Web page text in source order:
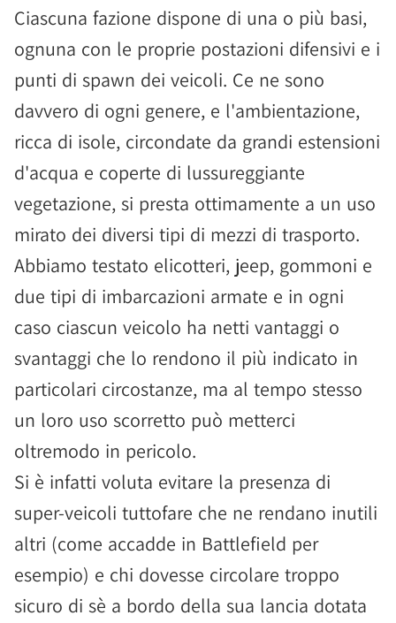
Ciascuna fazione dispone di una o più basi,
ognuna con le proprie postazioni difensivi e i
punti di spawn dei veicoli. Ce ne sono
davvero di ogni genere, e l'ambientazione,
ricca di isole, circondate da grandi estensioni
d'acqua e coperte di lussureggiante
vegetazione, si presta ottimamente a un uso
mirato dei diversi tipi di mezzi di trasporto.
Abbiamo testato elicotteri, jeep, gommoni e
due tipi di imbarcazioni armate e in ogni
caso ciascun veicolo ha netti vantaggi o
svantaggi che lo rendono il più indicato in
particolari circostanze, ma al tempo stesso
un loro uso scorretto può metterci
oltremodo in pericolo.
Si è infatti voluta evitare la presenza di
super-veicoli tuttofare che ne rendano inutili
altri (come accadde in Battlefield per
esempio) e chi dovesse circolare troppo
sicuro di sè a bordo della sua lancia dotata